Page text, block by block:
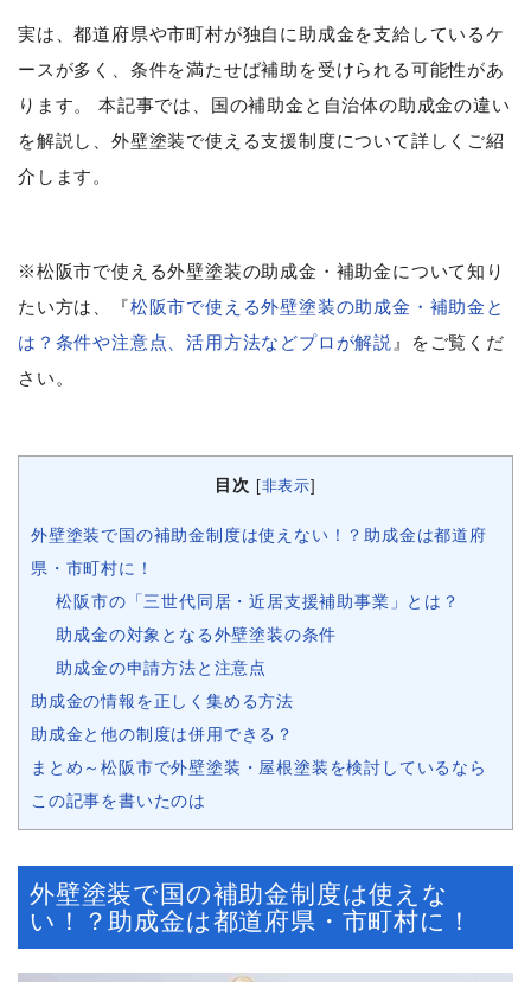
実は、都道府県や市町村が独自に助成金を支給しているケ
ースが多く、条件を満たせば補助を受けられる可能性があ
ります。 本記事では、国の補助金と自治体の助成金の違い
を解説し、外壁塗装で使える支援制度について詳しくご紹
介します。
※松阪市で使える外壁塗装の助成金・補助金について知り
たい方は、『松阪市で使える外壁塗装の助成金・補助金と
は？条件や注意点、活用方法などプロが解説 』をご覧くだ
さい。
目次 [非表示]
外壁塗装で国の補助金制度は使えない！？助成金は都道府
県・市町村に！
松阪市の「三世代同居・近居支援補助事業」とは？
助成金の対象となる外壁塗装の条件
助成金の申請方法と注意点
助成金の情報を正しく集める方法
助成金と他の制度は併用できる？
まとめ～松阪市で外壁塗装・屋根塗装を検討しているなら
この記事を書いたのは
外壁塗装で国の補助金制度は使えな
い！？助成金は都道府県・市町村に！